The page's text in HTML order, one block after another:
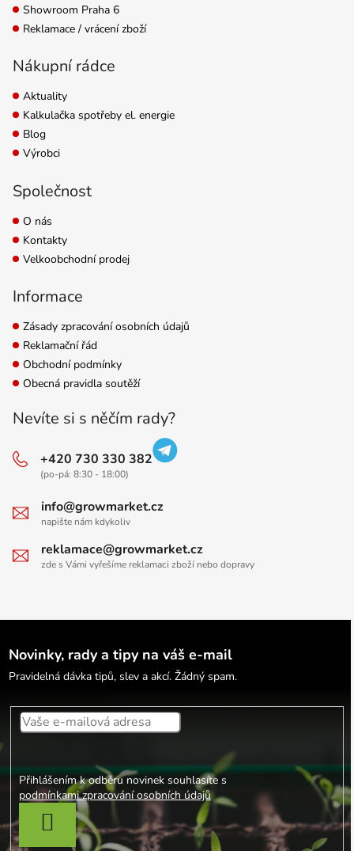
Showroom Praha 6
Reklamace / vrácení zboží
Nákupní rádce
Aktuality
Kalkulačka spotřeby el. energie
Blog
Výrobci
Společnost
O nás
Kontakty
Velkoobchodní prodej
Informace
Zásady zpracování osobních údajů
Reklamační řád
Obchodní podmínky
Obecná pravidla soutěží
Nevíte si s něčím rady?
+420 730 330 382
(po-pá: 8:30 - 18:00)
info@growmarket.cz
napište nám kdykoliv
reklamace@growmarket.cz
zde s Vámi vyřešíme reklamaci zboží nebo dopravy
Novinky, rady a tipy na váš e-mail
Pravidelná dávka tipů, slev a akcí. Žádný spam.
Přihlášením k odběru novinek souhlasíte s
podmínkami zpracování osobních údajů